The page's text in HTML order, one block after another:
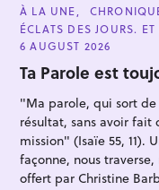
C
A
T
E
O
R
E
À LA UNE
ÉCLATS DES JOURS.
6 AUGUST 2026
Ta Parole est
"Ma parole, qui sort
résultat, sans avoir fait
mission" (Isaïe 55, 11).
façonne, nous
offert par Christine